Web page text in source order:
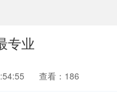
专业
查看：186